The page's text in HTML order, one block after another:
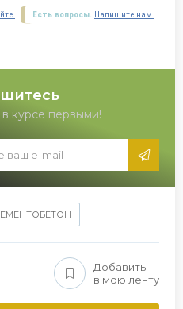
Есть вопросы. Напишите нам.
курсе первыми!
Добавить
в мою ленту